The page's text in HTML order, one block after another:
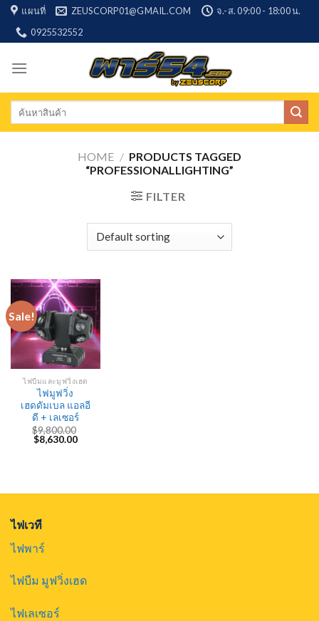
Skip
content
แผนที่ ZEUSCORP01@GMAIL.COM
จ.-ส. 09:00 - 18:00 น.
0925532552
Search
HOME / PRODUCTS TAGGED
“PROFESSIONALLIGHTING”
FILTER
Sale!
ไฟบีมและมูฟวิ่งเฮด
ไฟมูฟวิ่ง
เฮดดัมเบล แอลอี
ดี + เลเซอร์
$9,800.00
Original
price
$8,630.00Current
ไฟเวที
ไฟพาร์
ไฟบีม มูฟวิ่งเฮด
ไฟเลเซอร์